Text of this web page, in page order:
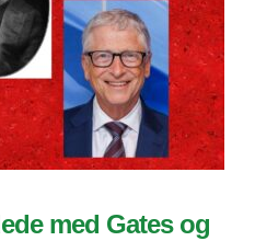
med Gates og